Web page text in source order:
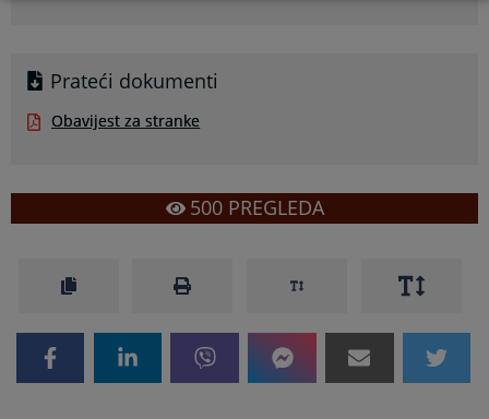
Prateći dokumenti
Obavijest za stranke
500PREGLEDA